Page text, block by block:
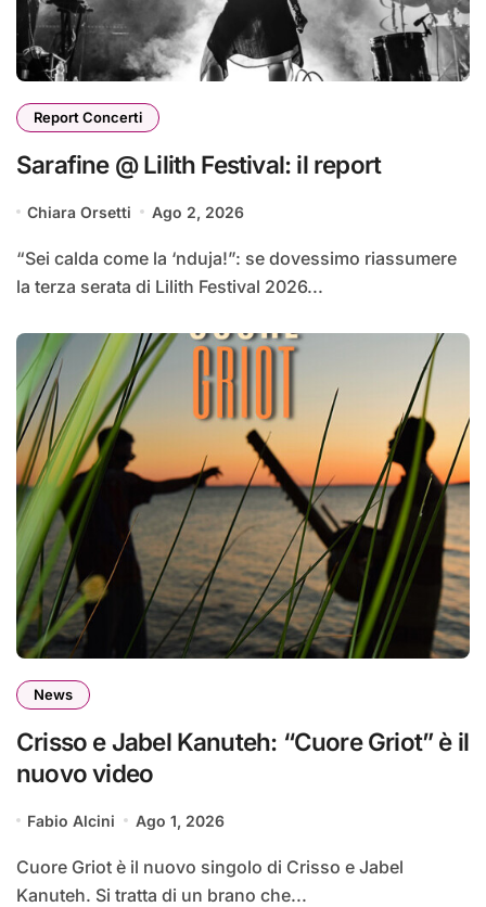
Report Concerti
Sarafine @ Lilith Festival: il report
Chiara Orsetti Ago 2, 2026
“Sei calda come la ‘nduja!”: se dovessimo riassumere
la terza serata di Lilith Festival 2026...
News
Crisso e Jabel Kanuteh: “Cuore Griot” è il
nuovo video
Fabio Alcini Ago 1, 2026
Cuore Griot è il nuovo singolo di Crisso e Jabel
Kanuteh. Si tratta di un brano che...